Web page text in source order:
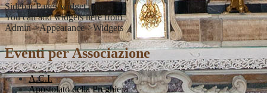
Sidebar Pages widget area.
You can add widgets here from
Admin->Appearance->Widgets
Eventi per Associazione
A.C.I.
Apostolato della Preghiera